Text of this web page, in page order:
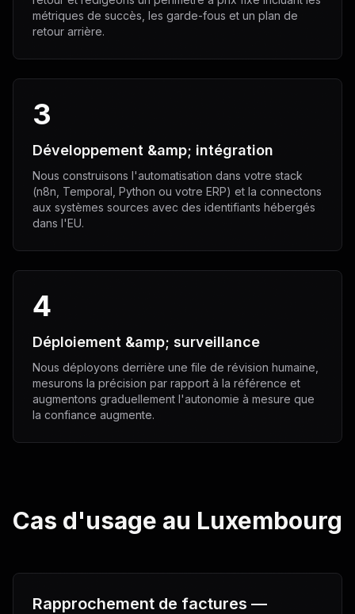
métriques de succès, les garde-fous et un plan de
retour arrière.
3
Développement &amp; intégration
Nous construisons l'automatisation dans votre stack
(n8n, Temporal, Python ou votre ERP) et la connectons
aux systèmes sources avec des identifiants hébergés
dans l'EU.
4
Déploiement &amp; surveillance
Nous déployons derrière une file de révision humaine,
mesurons la précision par rapport à la référence et
augmentons graduellement l'autonomie à mesure que
la confiance augmente.
Cas d'usage au Luxembourg
Rapprochement de factures —